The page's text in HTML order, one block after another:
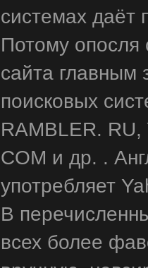
системах даёт
Потому опосля
сайта главным
поисковых
RAMBLER.
COM и др. .
употребляет
В
всех более